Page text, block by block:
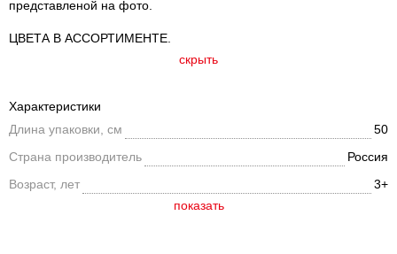
представленой на фото.
ЦВЕТА В АССОРТИМЕНТЕ.
скрыть
Характеристики
Длина упаковки, см
50
Страна производитель
Россия
Возраст, лет
3+